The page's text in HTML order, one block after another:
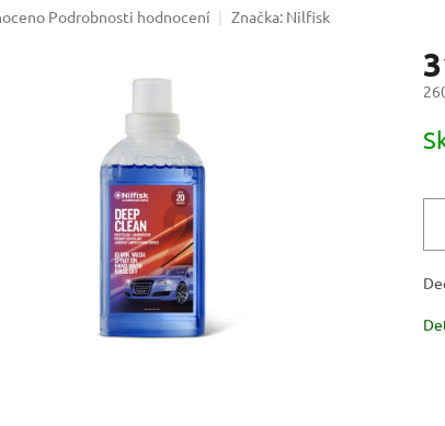
Podrobnosti hodnocení Značka: Nilfisk